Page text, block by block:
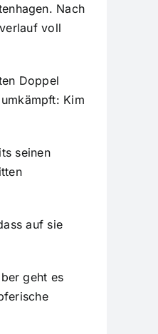
Nach
voll
Doppel
Kim
seinen
auf sie
geht es